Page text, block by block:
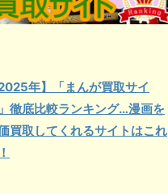
2025年】「まんが買取サイ
徹底比較ランキング…漫画を
買取してくれるサイトはこれ